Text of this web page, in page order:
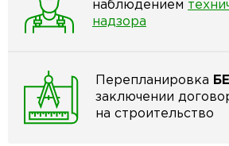
наблюдением
надзора
Перепланировка
заключении
на строительство